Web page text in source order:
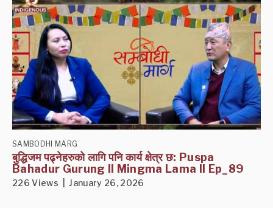
SAMBODHI MARG
बुद्धिजम पढ्नेहरुको लागि पनि कार्य क्षेत्र छ: Puspa
Bahadur Gurung II Mingma Lama II Ep_89
226 Views | January 26, 2026